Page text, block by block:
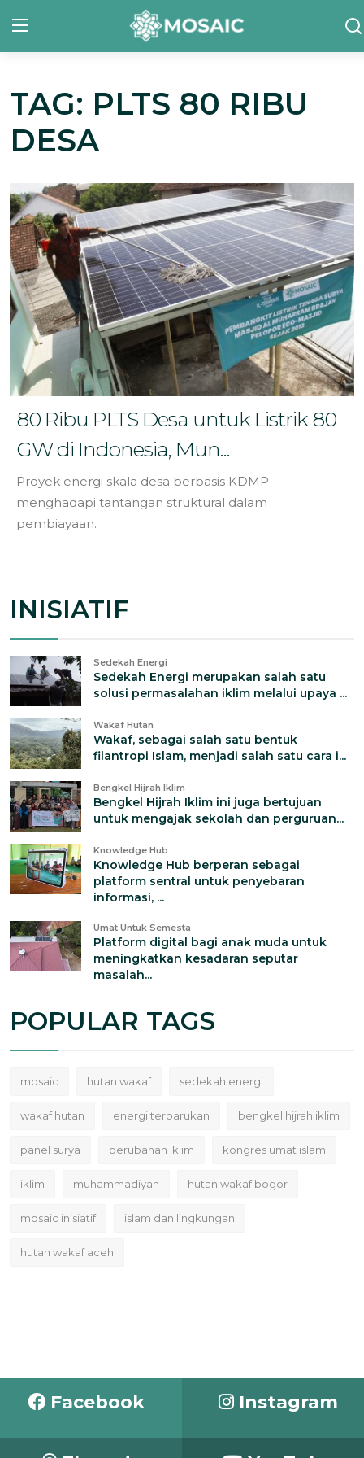
Contact
Tentang Kami
Team Kami
Galeri
Inisiatif
Sorotan Berita
Bahasa
TAG: PLTS 80 RIBU
DESA
80 Ribu PLTS Desa untuk Listrik 80
GW di Indonesia, Mun...
Proyek energi skala desa berbasis KDMP
menghadapi tantangan struktural dalam
pembiayaan.
INISIATIF
Sedekah Energi
Sedekah Energi merupakan salah satu
solusi permasalahan iklim melalui upaya ...
Wakaf Hutan
Wakaf, sebagai salah satu bentuk
filantropi Islam, menjadi salah satu cara i...
Bengkel Hijrah Iklim
Bengkel Hijrah Iklim ini juga bertujuan
untuk mengajak sekolah dan perguruan...
Knowledge Hub
Knowledge Hub berperan sebagai
platform sentral untuk penyebaran
informasi, ...
Umat Untuk Semesta
Platform digital bagi anak muda untuk
meningkatkan kesadaran seputar
masalah...
POPULAR TAGS
mosaic hutan wakaf sedekah energi
wakaf hutan energi terbarukan bengkel hijrah iklim
panel surya perubahan iklim kongres umat islam
iklim muhammadiyah hutan wakaf bogor
mosaic inisiatif islam dan lingkungan
hutan wakaf aceh
Facebook Instagram